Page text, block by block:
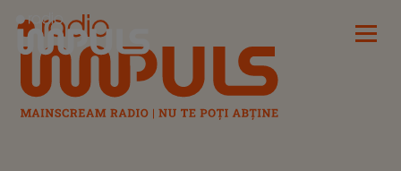
Radio Impuls